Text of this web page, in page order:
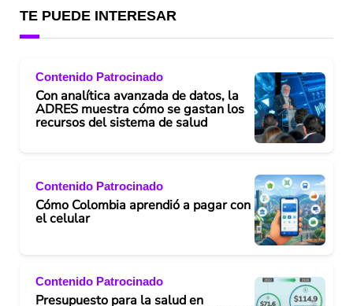
TE PUEDE INTERESAR
Contenido Patrocinado
Con analítica avanzada de datos, la
ADRES muestra cómo se gastan los
recursos del sistema de salud
Contenido Patrocinado
Cómo Colombia aprendió a pagar con
el celular
Contenido Patrocinado
Presupuesto para la salud en